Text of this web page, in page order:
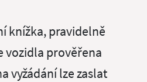
knížka, pravidelně
vozidla prověřena
vyžádání lze zaslat